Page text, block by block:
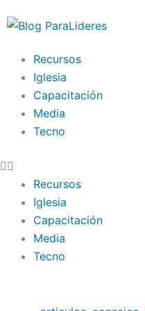
al
Recursos
Iglesia
Capacitación
Media
Tecno
Recursos
Iglesia
Capacitación
Media
Tecno